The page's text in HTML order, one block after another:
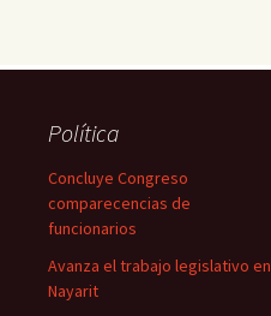
Política
Concluye Congreso
comparecencias de
funcionarios
Avanza el trabajo legislativo en
Nayarit